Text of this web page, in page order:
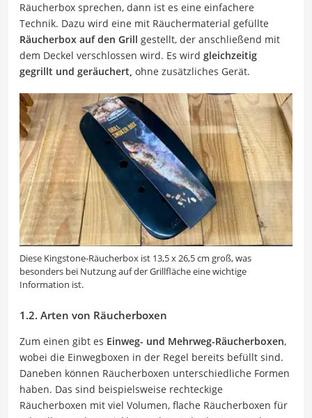
Räucherbox sprechen, dann ist es eine einfachere
Technik. Dazu wird eine mit Räuchermaterial gefüllte
Räucherbox auf den Grill gestellt, der anschließend mit
dem Deckel verschlossen wird. Es wird gleichzeitig
gegrillt und geräuchert, ohne zusätzliches Gerät.
Diese Kingstone-Räucherbox ist 13,5 x 26,5 cm groß, was
besonders bei Nutzung auf der Grillfläche eine wichtige
Information ist.
1.2. Arten von Räucherboxen
Zum einen gibt es Einweg- und Mehrweg-Räucherboxen,
wobei die Einwegboxen in der Regel bereits befüllt sind.
Daneben können Räucherboxen unterschiedliche Formen
haben. Das sind beispielsweise rechteckige
Räucherboxen mit viel Volumen, flache Räucherboxen für